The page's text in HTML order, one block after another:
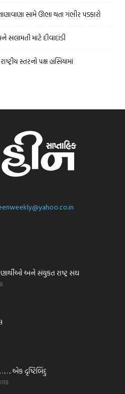
સામે ઊભા થતા ગંભીર પડકારો
માટે દીવાદાંડી
સ્તરનો પક્ષ હાંસિયામાં
અને સંયુકત રાષ્ટ્ર સંઘ
એક દૃષ્ટિબિંદુ